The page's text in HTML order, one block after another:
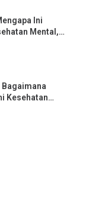
Ini
Mental,
Bagaimana
Kesehatan